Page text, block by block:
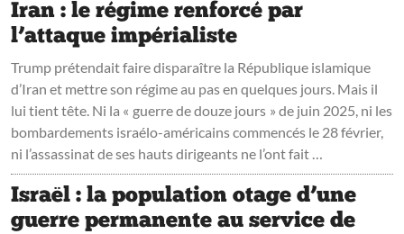
Iran : le régime renforcé par
l’attaque impérialiste
Trump prétendait faire disparaître la République islamique
d’Iran et mettre son régime au pas en quelques jours. Mais il
lui tient tête. Ni la « guerre de douze jours » de juin 2025, ni les
bombardements israélo-américains commencés le 28 février,
ni l’assassinat de ses hauts dirigeants ne l’ont fait …
Israël : la population otage d’une
guerre permanente au service de